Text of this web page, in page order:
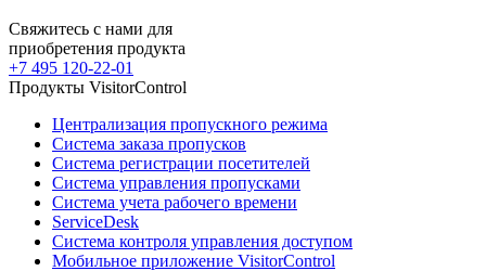
Свяжитесь с нами для
приобретения продукта
+7 495 120-22-01
Продукты VisitorControl
Централизация пропускного режима
Система заказа пропусков
Система регистрации посетителей
Система управления пропусками
Система учета рабочего времени
ServiceDesk
Система контроля управления доступом
Мобильное приложение VisitorControl